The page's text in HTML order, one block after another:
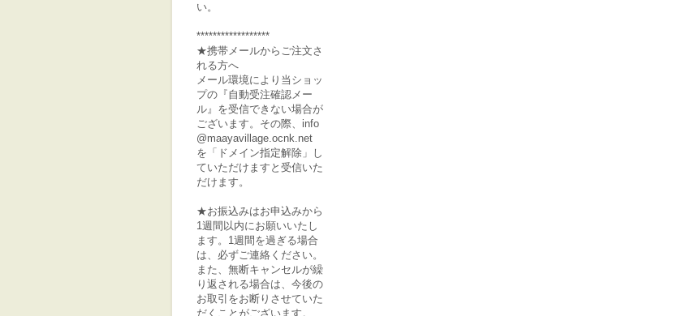
い。
******************
★携帯メールからご注文さ
れる方へ
メール環境により当ショッ
プの『自動受注確認メー
ル』を受信できない場合が
ございます。その際、info
@maayavillage.ocnk.net
を「ドメイン指定解除」し
ていただけますと受信いた
だけます。
★お振込みはお申込みから
1週間以内にお願いいたし
ます。1週間を過ぎる場合
は、必ずご連絡ください。
また、無断キャンセルが繰
り返される場合は、今後の
お取引をお断りさせていた
だくことがございます。